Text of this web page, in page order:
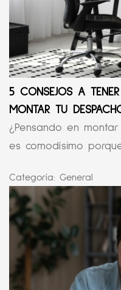
5 CONSEJOS A
MONTAR TU
¿Pensando en
es comodísimo
Categoría: General